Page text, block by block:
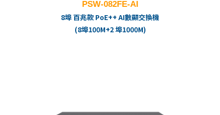
PSW-082FE-AI
8埠 百兆款 PoE++ AI數顯交換機
(8埠100M+2 埠1000M)